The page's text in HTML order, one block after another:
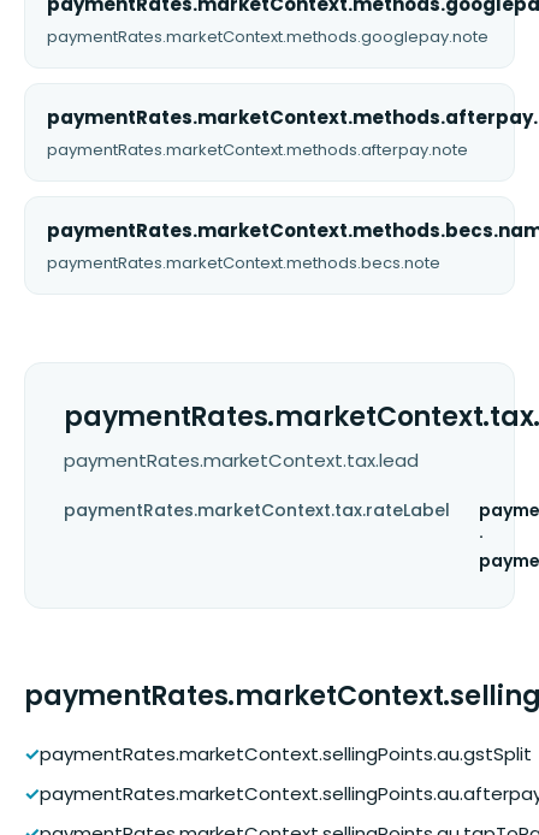
paymentRates.marketContext.methods.googlepay.note
paymentRates.marketContext.methods.afterpay.note
paymentRates.marketContext.methods.becs.note
paymentRates.marketContext.tax.lead
paymentRates.marketContext.tax.rateLabel
·
✓paymentRates.marketContext.sellingPoints.au.gstSplit
✓